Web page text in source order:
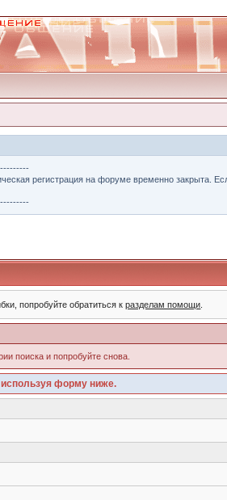
регистрация на форуме временно закрыта.
попробуйте обратиться кразделам помощи
поиска и попробуйте снова.
форму ниже.